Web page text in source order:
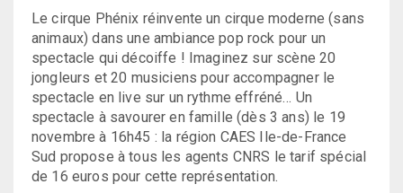
Le cirque Phénix réinvente un cirque moderne (sans
animaux) dans une ambiance pop rock pour un
spectacle qui décoiffe ! Imaginez sur scène 20
jongleurs et 20 musiciens pour accompagner le
spectacle en live sur un rythme effréné… Un
spectacle à savourer en famille (dès 3 ans) le 19
novembre à 16h45 : la région CAES Ile-de-France
Sud propose à tous les agents CNRS le tarif spécial
de 16 euros pour cette représentation.